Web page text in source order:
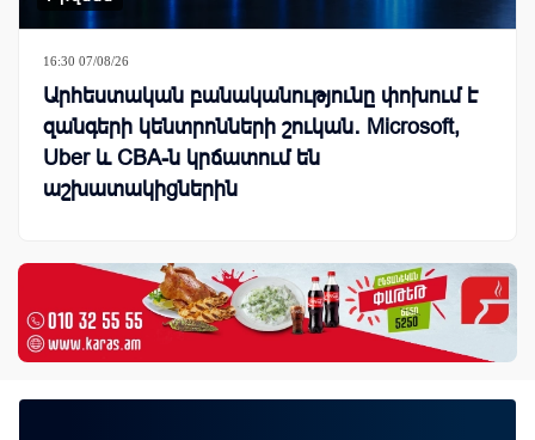
16:30 07/08/26
Արհեստական բանականությունը փոխում է
զանգերի կենտրոնների շուկան․ Microsoft,
Uber և CBA-ն կրճատում են
աշխատակիցներին